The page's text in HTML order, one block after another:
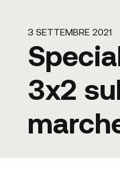
3 SETTEMBRE 2021
3x2